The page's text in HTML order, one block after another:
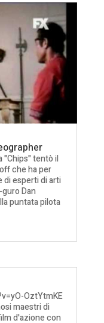
"Chips" tentò il
che ha per
di esperti di arti
Dan
puntata pilota
OztYtmKE
maestri di
d'azione con